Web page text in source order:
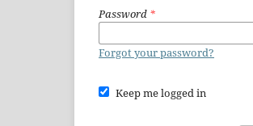
Password *
Forgot your password?
Keep me logged in